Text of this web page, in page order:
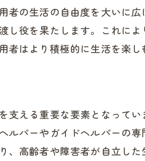
ムヘルパーの役割と重要性
て暮らせる支援体制
市の介護職支援制度
育む介護職のスキル
広がる生活泉佐野市の介護サ
援の必要性とその意義
者の生活の自由度を大いに
し役を果たします。これに
はより積極的に生活を楽し
支える重要な要素となって
ルパーやガイドヘルパーの
高齢者や障害者が自立し